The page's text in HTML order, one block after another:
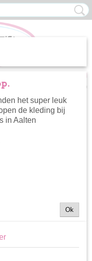
(0)
baby
het super leuk
de kleding bij
in Aalten
Ok